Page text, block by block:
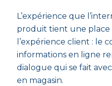
L’expérience que
produit tient une
l’expérience client : le
informations en ligne
dialogue qui se fait
en magasin.